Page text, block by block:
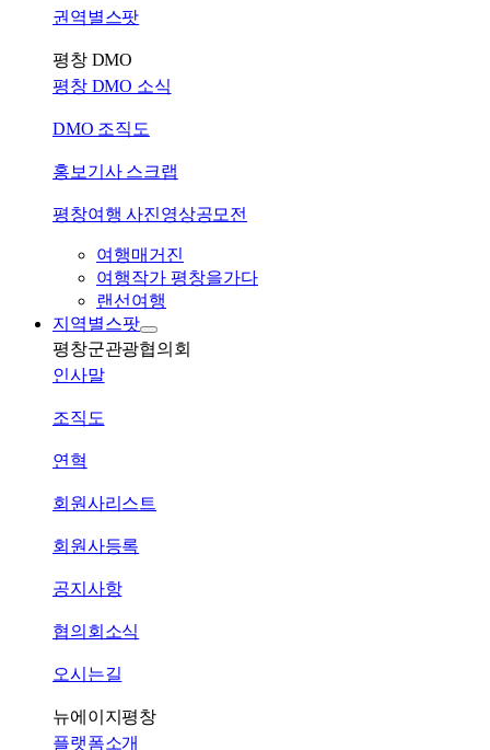
권역별스팟
평창 DMO
평창 DMO 소식
DMO 조직도
홍보기사 스크랩
평창여행 사진영상공모전
여행매거진
여행작가 평창을가다
랜선여행
지역별스팟
평창군관광협의회
인사말
조직도
연혁
회원사리스트
회원사등록
공지사항
협의회소식
오시는길
뉴에이지평창
플랫폼소개